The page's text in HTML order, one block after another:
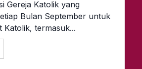
Gereja Katolik yang
Bulan September untuk
Katolik, termasuk...